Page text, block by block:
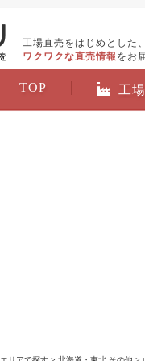
工場直売をはじめとした、
ワクワクな直売情報 をお
TOP 工